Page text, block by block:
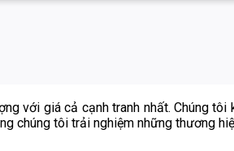
với giá cả cạnh tranh nhất. Chúng tôi
chúng tôi trải nghiệm những thương